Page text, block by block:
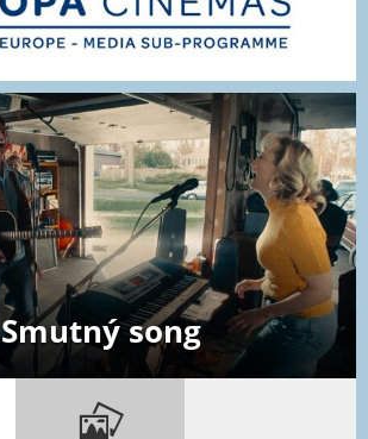
Smutný song